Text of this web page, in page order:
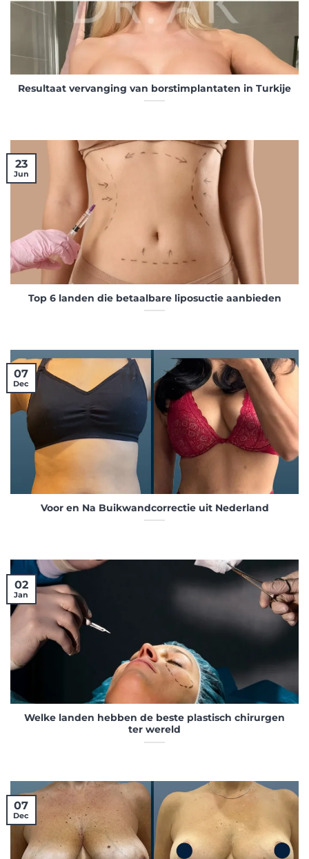
Resultaat vervanging van borstimplantaten in Turkije
Top 6 landen die betaalbare liposuctie aanbieden
23
Jun
Voor en Na Buikwandcorrectie uit Nederland
07
Dec
Welke landen hebben de beste plastisch chirurgen
ter wereld
02
Jan
07
Dec